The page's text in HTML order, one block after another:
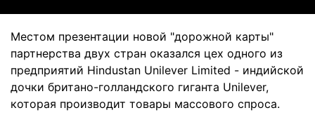
Местом презентации новой "дорожной карты"
партнерства двух стран оказался цех одного из
предприятий Hindustan Unilever Limited - индийской
дочки британо-голландского гиганта Unilever,
которая производит товары массового спроса.